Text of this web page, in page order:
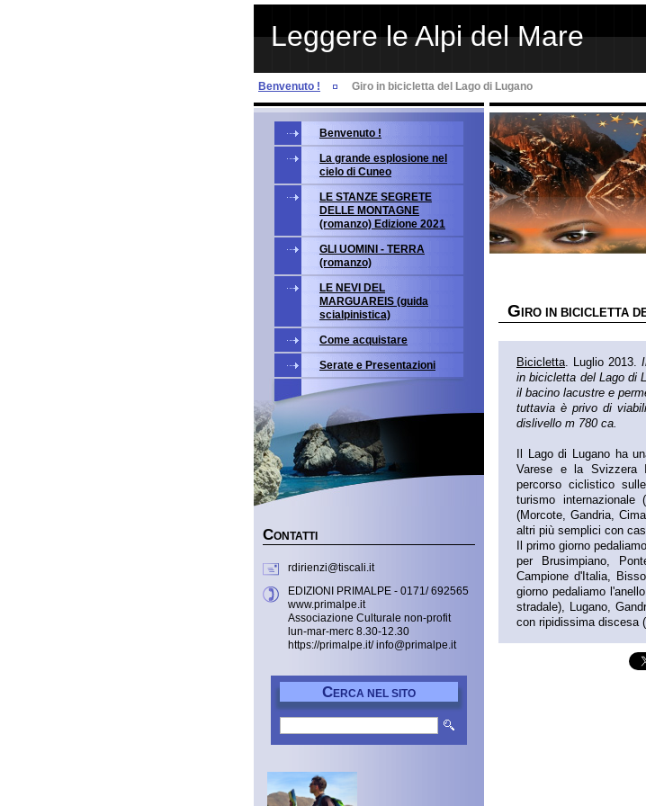
Leggere le Alpi del Mare
Benvenuto ! Giro in bicicletta del Lago di Lugano
G IRO IN BICICLETTA
Bicicletta. Luglio 2013.
in bicicletta del Lago di
il bacino lacustre e
tuttavia è privo di
dislivello m 780 ca.
Il Lago di Lugano ha
Varese e la Svizzera
percorso ciclistico
turismo
(Morcote, Gandria,
altri più semplici con
Il primo giorno
per Brusimpiano,
Campione d'Italia,
giorno pedaliamo
stradale), Lugano,
con ripidissima discesa
Benvenuto !
La grande esplosione nel
cielo di Cuneo
LE STANZE SEGRETE
DELLE MONTAGNE
(romanzo) Edizione 2021
GLI UOMINI - TERRA
(romanzo)
LE NEVI DEL
MARGUAREIS (guida
scialpinistica)
Come acquistare
Serate e Presentazioni
CONTATTI
rdirienzi@tiscali.it
EDIZIONI PRIMALPE - 0171/ 692565
www.primalpe.it
Associazione Culturale non-profit
lun-mar-merc 8.30-12.30
https://primalpe.it/ info@primalpe.it
CERCA NEL SITO